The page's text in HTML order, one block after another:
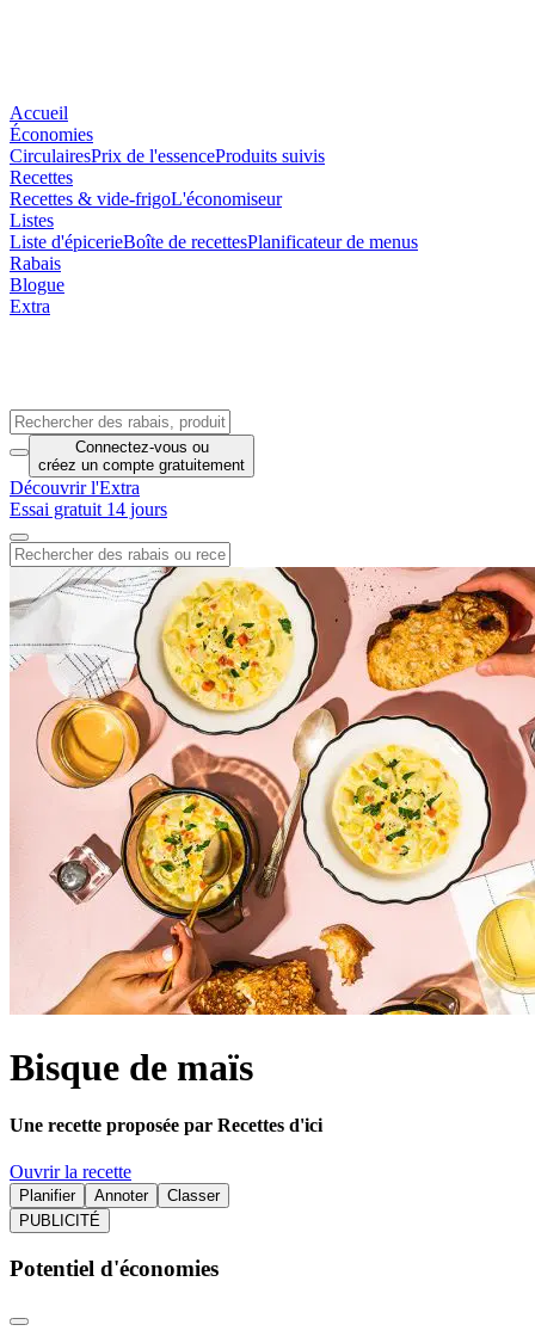
Accueil
Économies
CirculairesPrix de l'essenceProduits suivis
Recettes
Recettes & vide-frigoL'économiseur
Listes
Liste d'épicerieBoîte de recettesPlanificateur de menus
Rabais
Blogue
Extra
Connectez-vous ou
créez un compte gratuitement
Découvrir l'Extra
Essai gratuit 14 jours
Bisque de maïs
Une recette proposée par Recettes d'ici
Ouvrir la recette
Planifier Annoter
Classer
PUBLICITÉ
Potentiel d'économies